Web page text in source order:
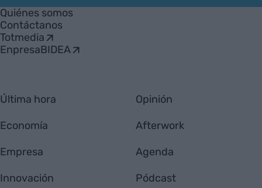
Empresa
Quiénes somos
Contáctanos
Totmedia
EnpresaBIDEA
Última hora
Economía
Empresa
Innovación
Opinión
Afterwork
Agenda
Pódcast